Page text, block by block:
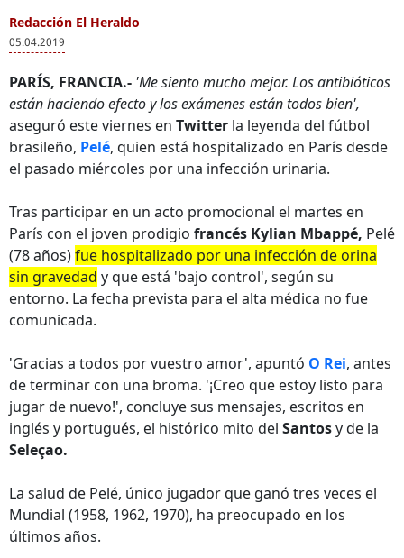
Redacción El Heraldo
05.04.2019
PARÍS, FRANCIA.- 'Me siento mucho mejor. Los antibióticos
están haciendo efecto y los exámenes están todos bien',
aseguró este viernes en Twitter la leyenda del fútbol
brasileño, Pelé, quien está hospitalizado en París desde
el pasado miércoles por una infección urinaria.
Tras participar en un acto promocional el martes en
París con el joven prodigio francés Kylian Mbappé, Pelé
(78 años)fue hospitalizado por una infección de orina
sin gravedad y que está 'bajo control', según su
entorno. La fecha prevista para el alta médica no fue
comunicada.
'Gracias a todos por vuestro amor', apuntó O Rei, antes
de terminar con una broma. '¡Creo que estoy listo para
jugar de nuevo!', concluye sus mensajes, escritos en
inglés y portugués, el histórico mito del Santosy de la
Seleçao.
La salud de Pelé, único jugador que ganó tres veces el
Mundial (1958, 1962, 1970), ha preocupado en los
últimos años.